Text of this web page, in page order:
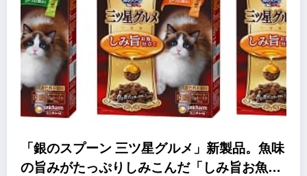
「銀のスプーン 三ツ星グルメ」新製品。魚味
の旨みがたっぷりしみこんだ「しみ旨お魚仕